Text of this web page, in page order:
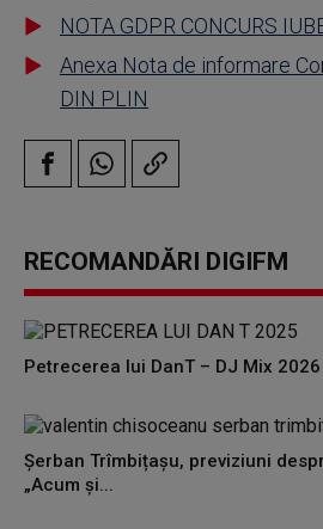
NOTA GDPR CONCURS
Anexa Nota de informare
DIN PLIN
RECOMANDĂRI DIGIFM
Petrecerea lui DanT – DJ Mix
Șerban Trîmbițașu, previziuni
„Acum și...